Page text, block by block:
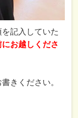
記入していた
お越しくださ
きください。